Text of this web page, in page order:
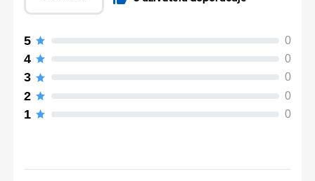
5 0
4 0
3 0
2 0
1 0